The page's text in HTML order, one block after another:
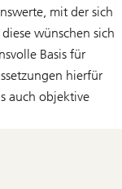
mit der sich
wünschen sich
Basis für
hierfür
auch objektive